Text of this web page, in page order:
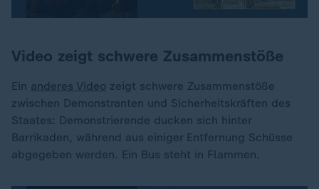
Video zeigt schwere Zusammenstöße
Ein anderes Video zeigt schwere Zusammenstöße
zwischen Demonstranten und Sicherheitskräften des
Staates: Demonstrierende ducken sich hinter
Barrikaden, während aus einiger Entfernung Schüsse
abgegeben werden. Ein Bus steht in Flammen.